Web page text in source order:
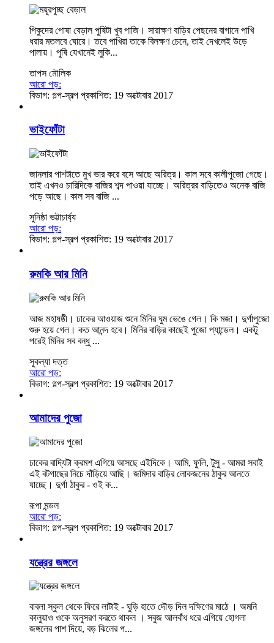
পিকুদের পোষা বেড়াল পুষিটা খুব পাজি। সারাক্ষণ বাড়ির পেছনের বাগানে পাখি
ধরার মতলবে ঘোরে। তবে পাখিরা তাকে বিলক্ষণ চেনে, তাই দেখলেই উড়ে
পালায়। পুষি যেখানেই লুকি...
তাপস মৌলিক
আরো পড়:
বিভাগ: গল্প-স্বল্প প্রকাশিত: 19 অক্টোবার 2017
ভাইফোঁটা
জানলার পাশটাতে মুখ ভার করে বসে আছে অরিত্র। কাল সবে কালীপুজো গেছে।
তাই এখনও চারিদিকে বাজির শব্দ পাওয়া যাচ্ছে। অরিত্রর বাড়িতেও অনেক বাজি
পড়ে আছে। কাল সব বাজি ...
সুনিষ্ঠা ভট্টাচার্য্য
আরো পড়:
বিভাগ: গল্প-স্বল্প প্রকাশিত: 19 অক্টোবার 2017
রুমকি আর মিনি
আজ মহাষষ্ঠী। ঢাকের আওয়াজ শুনে মিনির ঘুম ভেঙে গেল। কি মজা। দুর্গাপুজো
শুরু হয়ে গেল। কত আনন্দ হবে। মিনির বাড়ির কাছেই পুজো প্যান্ডেল। একটু
পরেই মিনির সব বন্ধু ...
সুকন্যা দত্ত
আরো পড়:
বিভাগ: গল্প-স্বল্প প্রকাশিত: 19 অক্টোবার 2017
আমাদের পুজো
ঢাকের বাদ্যিটা ক্রমশ এগিয়ে আসছে এইদিকে। আমি, ফুলি, টুসু - আমরা সবাই
এই বটগাছের নিচে দাঁড়িয়ে আছি। জমিদার বাড়ির লোকজনের ঠাকুর আনতে
যাচ্ছে। দুর্গা ঠাকুর - ওই ক...
রূপা মন্ডল
আরো পড়:
বিভাগ: গল্প-স্বল্প প্রকাশিত: 19 অক্টোবার 2017
যন্ত্রের জঙ্গলে
বাবলা স্কুল থেকে ফিরে লাটাই - ঘুড়ি হাতে দৌড় দিল দক্ষিণের মাঠে । অমনি
কালুয়াও ওকে অনুসরণ করতে থাকল । সবুজ আলবাঁধ ধরে এগিয়ে হোগলা
জঙ্গলের পাশ দিয়ে, বড় ঝিলের প...